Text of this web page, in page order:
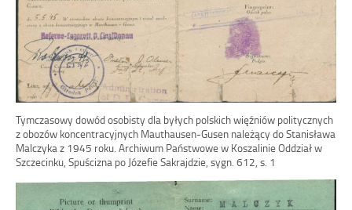
Tymczasowy dowód osobisty dla byłych polskich więźniów politycznych
z obozów koncentracyjnych Mauthausen-Gusen należący do Stanisława
Malczyka z 1945 roku. Archiwum Państwowe w Koszalinie Oddział w
Szczecinku, Spuścizna po Józefie Sakrajdzie, sygn. 612, s. 1